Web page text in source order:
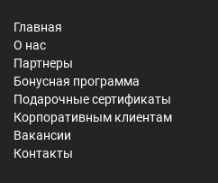
Главная
О нас
Партнеры
Бонусная программа
Подарочные сертификаты
Корпоративным клиентам
Вакансии
Контакты